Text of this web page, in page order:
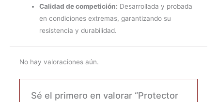
Calidad de competición: Desarrollada y probada
en condiciones extremas, garantizando su
resistencia y durabilidad.
No hay valoraciones aún.
Sé el primero en valorar “Protector